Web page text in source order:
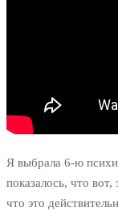
Я выбрала 6-ю
показалось, что
что это